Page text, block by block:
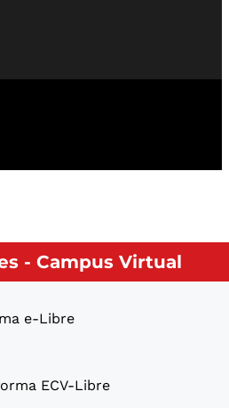
- Campus Virtual
e-Libre
ECV-Libre